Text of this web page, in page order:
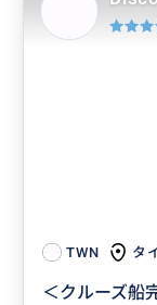
TWN タ
＜クルーズ船